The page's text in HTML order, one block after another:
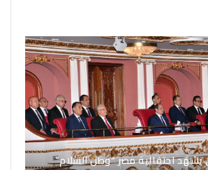
احتفالية مصر “وطن السلام”